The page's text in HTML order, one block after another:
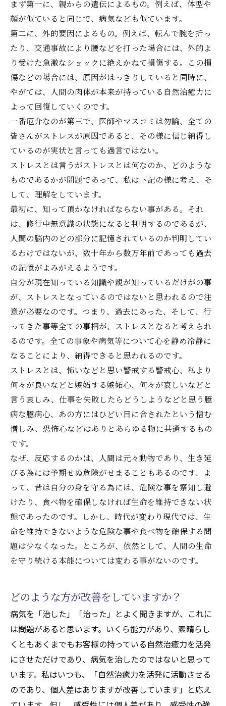
まず第一に、親からの遺伝によるもの。例えば、体型や
顔が似ていると同じで、病気なども似ています。
第二に、外的要因によるもの。例えば、転んで腕を折っ
たり、交通事故により腰などを打った場合には、外的よ
り受けた急激なショックに絶えかねて損傷する。この損
傷などの場合には、原因がはっきりしていると同時に、
やがては、人間の肉体が本来が持っている自然治癒力に
よって回復していくのです。
一番厄介なのが第三で、医師やマスコミは勿論、全ての
皆さんがストレスが原因であると、その様に信じ納得し
ているのが実状と言っても過言ではない。
ストレスとは言うがストレスとは何なのか、どのような
ものであるかが問題であって、私は下記の様に考え、そ
して、理解をしています。
最初に、知って頂かなければならない事がある。それ
は、修行中無意識の状態になると判明するのであるが、
人間の脳内のどの部分に記憶されているのか判明してい
るわけではないが、数十年から数万年前であっても過去
の記憶がよみがえるようです。
自分が現在知っている知識や親が知っているだけがの事
が、ストレスとなっているのではないと思われるので注
意が必要なのです。つまり、過去にあった、そして、行
ってきた事等全ての事柄が、ストレスとなると考えられ
るのです。全ての事象や病気等について心を静め冷静に
なることにより、納得できると思われるのです。
ストレスとは、怖いなどと思い警戒する警戒心、私より
何々が良いなどと嫉妬する嫉妬心、何々が哀しいなどと
言う哀しみ、仕事を失敗したらどうしようなどと思う臆
病な臆病心、あの方にはひどい目に合されたという憎む
憎しみ、恐怖心などはありとあらゆる物に共通するもの
です。
なぜ、反応するのかは、人間は元々動物であり、生き延
びる為には予期せぬ危険がせまることもあるのです、よ
って、昔は自分の身を守る為には、危険な事を察知し避
けたり、食べ物を確保しなければ生命を維持できない状
態であったのです。しかし、時代が変わり現代では、生
命を維持できないような危険な事や食べ物を確保する問
題は少なくなった。ところが、依然として、人間の生命
を守り続ける本能については変わる事がないのです。
どのような方が改善をしていますか？
病気を「治した」「治った」とよく聞きますが、これに
は問題があると思います。いくら能力があり、素晴らし
くともあくまでもお客様の持っている自然治癒力を活発
にさせただけであり、病気を治したのではないと思って
います。私はいつも、「自然治癒力を活発に活動させる
のであり、個人差はありますが改善しています」と応え